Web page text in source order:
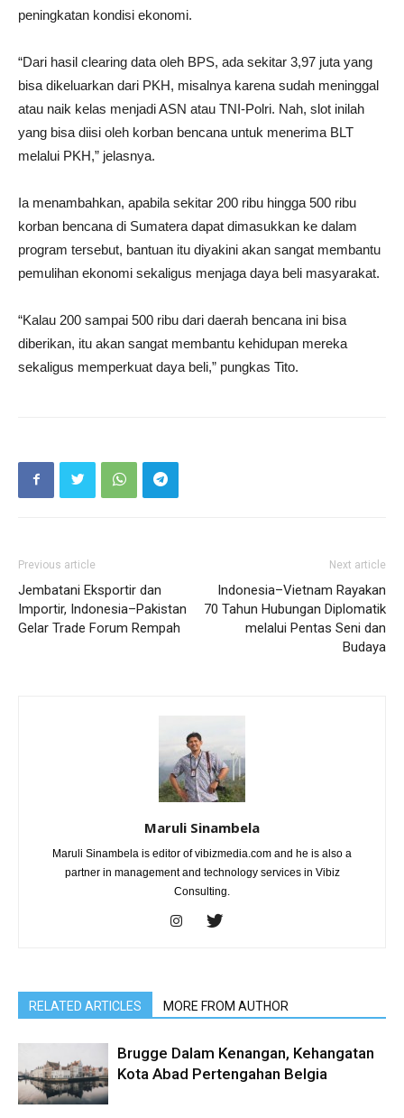
peningkatan kondisi ekonomi.
“Dari hasil clearing data oleh BPS, ada sekitar 3,97 juta yang
bisa dikeluarkan dari PKH, misalnya karena sudah meninggal
atau naik kelas menjadi ASN atau TNI-Polri. Nah, slot inilah
yang bisa diisi oleh korban bencana untuk menerima BLT
melalui PKH,” jelasnya.
Ia menambahkan, apabila sekitar 200 ribu hingga 500 ribu
korban bencana di Sumatera dapat dimasukkan ke dalam
program tersebut, bantuan itu diyakini akan sangat membantu
pemulihan ekonomi sekaligus menjaga daya beli masyarakat.
“Kalau 200 sampai 500 ribu dari daerah bencana ini bisa
diberikan, itu akan sangat membantu kehidupan mereka
sekaligus memperkuat daya beli,” pungkas Tito.
Previous article
Jembatani Eksportir dan
Importir, Indonesia–Pakistan
Gelar Trade Forum Rempah
Next article
Indonesia–Vietnam Rayakan
70 Tahun Hubungan Diplomatik
melalui Pentas Seni dan
Budaya
Maruli Sinambela
Maruli Sinambela is editor of vibizmedia.com and he is also a
partner in management and technology services in Vibiz
Consulting.
RELATED ARTICLES MORE FROM AUTHOR
Brugge Dalam Kenangan, Kehangatan
Kota Abad Pertengahan Belgia